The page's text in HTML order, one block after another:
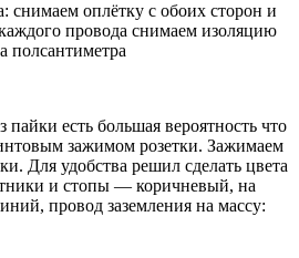
снимаем оплётку с обоих сторон и
провода снимаем изоляцию
полсантиметра
пайки есть большая вероятность что
зажимом розетки. Зажимаем
Для удобства решил сделать цвета
и стопы — коричневый, на
провод заземления на массу: